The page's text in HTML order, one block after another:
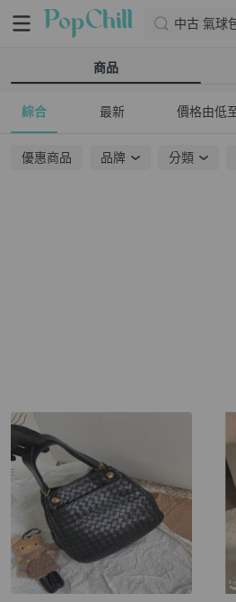
中古 氣球
商品
綜合 最新 價格由低
優惠商品 品牌 分類